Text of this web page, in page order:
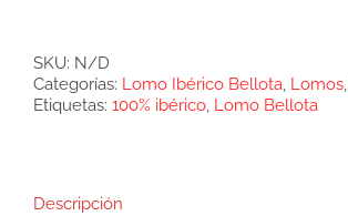
Fisan
cantidad
SKU: N/D
Categorías: Lomo Ibérico Bellota, Lomos,
Etiquetas: 100% ibérico, Lomo Bellota
Descripción